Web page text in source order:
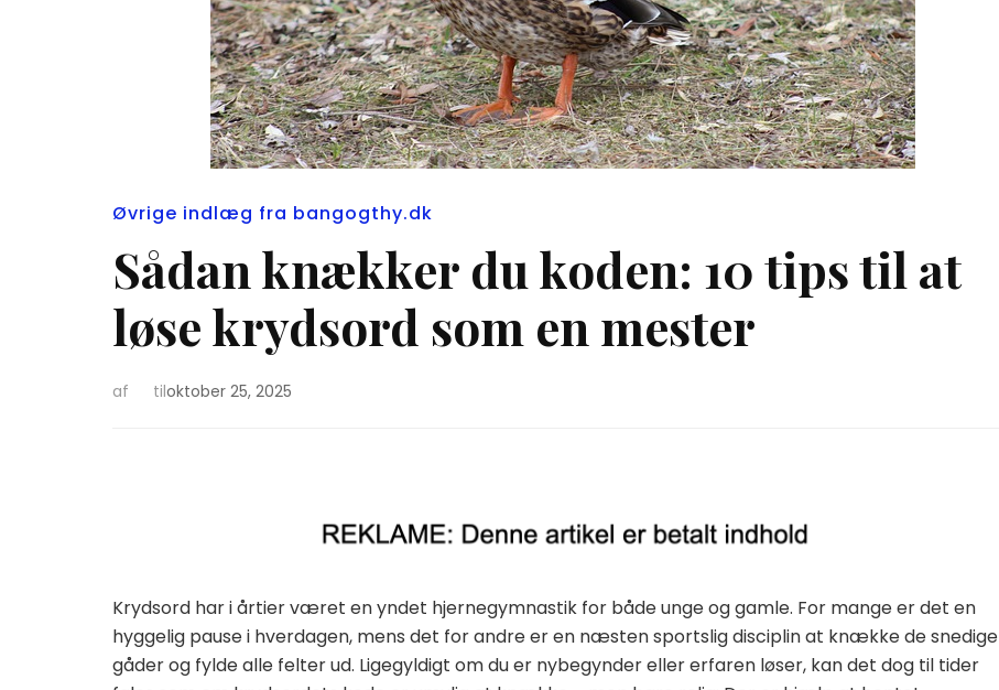
Øvrige indlæg fra bangogthy.dk
Sådan knækker du koden: 10 tips til at
løse krydsord som en mester
af tiloktober 25, 2025
Krydsord har i årtier været en yndet hjernegymnastik for både unge og gamle. For mange er det en
hyggelig pause i hverdagen, mens det for andre er en næsten sportslig disciplin at knække de snedige
gåder og fylde alle felter ud. Ligegyldigt om du er nybegynder eller erfaren løser, kan det dog til tider